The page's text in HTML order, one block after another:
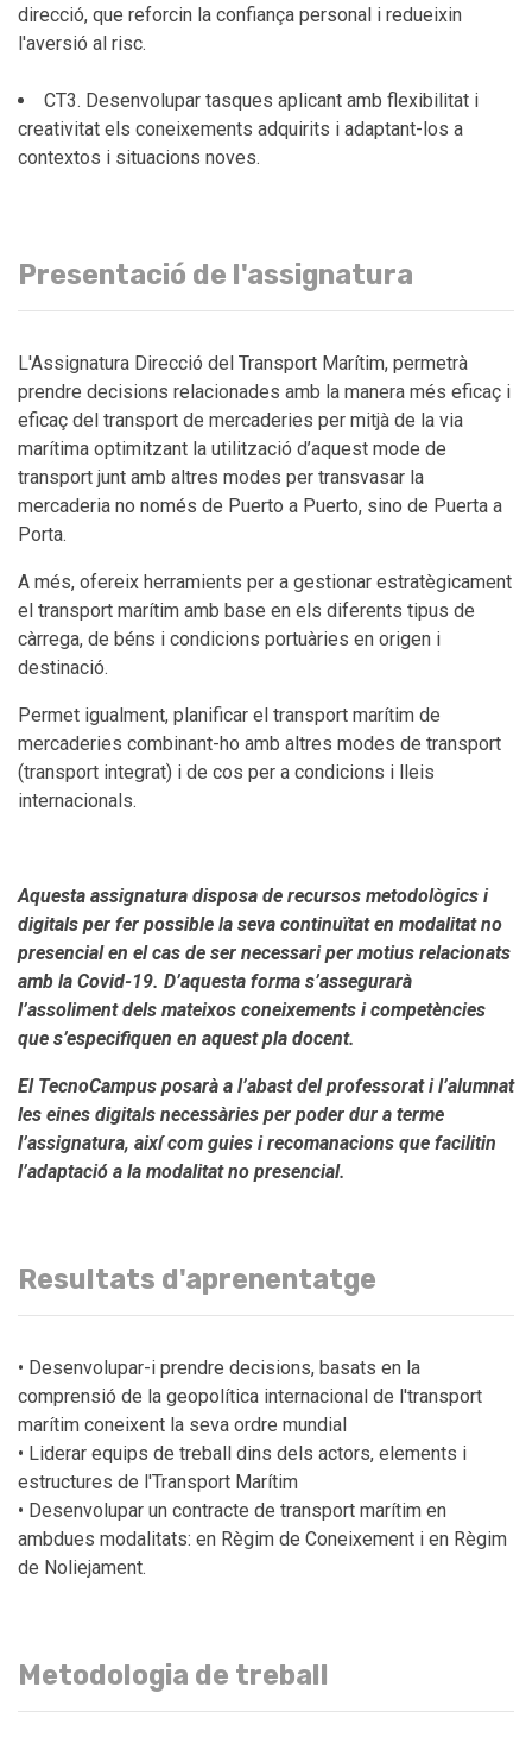
direcció, que reforcin la confiança personal i redueixin
l'aversió al risc.
CT3. Desenvolupar tasques aplicant amb flexibilitat i
creativitat els coneixements adquirits i adaptant-los a
contextos i situacions noves.
Presentació de l'assignatura
L'Assignatura Direcció del Transport Marítim, permetrà
prendre decisions relacionades amb la manera més eficaç i
eficaç del transport de mercaderies per mitjà de la via
marítima optimitzant la utilització d’aquest mode de
transport junt amb altres modes per transvasar la
mercaderia no només de Puerto a Puerto, sino de Puerta a
Porta.
A més, ofereix herramients per a gestionar estratègicament
el transport marítim amb base en els diferents tipus de
càrrega, de béns i condicions portuàries en origen i
destinació.
Permet igualment, planificar el transport marítim de
mercaderies combinant-ho amb altres modes de transport
(transport integrat) i de cos per a condicions i lleis
internacionals.
Aquesta assignatura disposa de recursos metodològics i
digitals per fer possible la seva continuïtat en modalitat no
presencial en el cas de ser necessari per motius relacionats
amb la Covid-19. D’aquesta forma s’assegurarà
l’assoliment dels mateixos coneixements i competències
que s’especifiquen en aquest pla docent.
El TecnoCampus posarà a l’abast del professorat i l’alumnat
les eines digitals necessàries per poder dur a terme
l’assignatura, així com guies i recomanacions que facilitin
l’adaptació a la modalitat no presencial.
Resultats d'aprenentatge
• Desenvolupar-i prendre decisions, basats en la
comprensió de la geopolítica internacional de l'transport
marítim coneixent la seva ordre mundial
• Liderar equips de treball dins dels actors, elements i
estructures de l'Transport Marítim
• Desenvolupar un contracte de transport marítim en
ambdues modalitats: en Règim de Coneixement i en Règim
de Noliejament.
Metodologia de treball